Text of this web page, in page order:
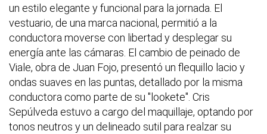
un estilo elegante y funcional para la jornada. El
vestuario, de una marca nacional, permitió a la
conductora moverse con libertad y desplegar su
energía ante las cámaras. El cambio de peinado de
Viale, obra de Juan Fojo, presentó un flequillo lacio y
ondas suaves en las puntas, detallado por la misma
conductora como parte de su "lookete". Cris
Sepúlveda estuvo a cargo del maquillaje, optando por
tonos neutros y un delineado sutil para realzar su